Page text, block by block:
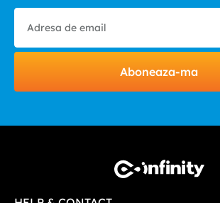
Aboneaza-ma